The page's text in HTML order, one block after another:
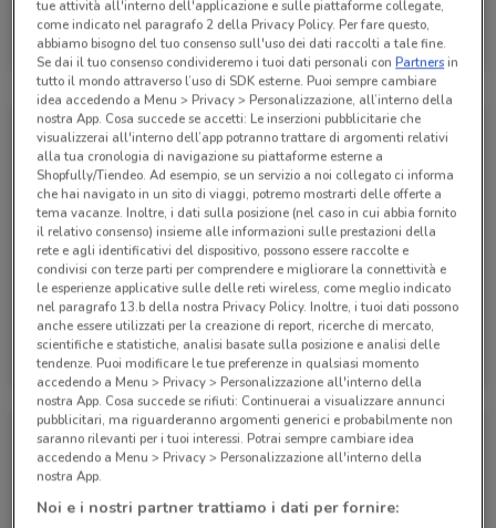
Alpitour
Scade il 31/01 285 m
Alpitour
Scade il 31/10 285 m
Alpitour
Scade il 31/10
tue attività all'interno dell'applicazione e sulle piattaforme collegate,
come indicato nel paragrafo 2 della Privacy Policy. Per fare questo,
abbiamo bisogno del tuo consenso sull'uso dei dati raccolti a tale fine.
Se dai il tuo consenso condivideremo i tuoi dati personali conPartnersin
tutto il mondo attraverso l’uso di SDK esterne. Puoi sempre cambiare
idea accedendo a Menu > Privacy > Personalizzazione, all’interno della
nostra App. Cosa succede se accetti: Le inserzioni pubblicitarie che
visualizzerai all'interno dell’app potranno trattare di argomenti relativi
alla tua cronologia di navigazione su piattaforme esterne a
Shopfully/Tiendeo. Ad esempio, se un servizio a noi collegato ci informa
che hai navigato in un sito di viaggi, potremo mostrarti delle offerte a
tema vacanze. Inoltre, i dati sulla posizione (nel caso in cui abbia fornito
il relativo consenso) insieme alle informazioni sulle prestazioni della
rete e agli identificativi del dispositivo, possono essere raccolte e
condivisi con terze parti per comprendere e migliorare la connettività e
le esperienze applicative sulle delle reti wireless, come meglio indicato
nel paragrafo 13.b della nostra Privacy Policy. Inoltre, i tuoi dati possono
anche essere utilizzati per la creazione di report, ricerche di mercato,
scientifiche e statistiche, analisi basate sulla posizione e analisi delle
tendenze. Puoi modificare le tue preferenze in qualsiasi momento
accedendo a Menu > Privacy > Personalizzazione all'interno della
nostra App. Cosa succede se rifiuti: Continuerai a visualizzare annunci
pubblicitari, ma riguarderanno argomenti generici e probabilmente non
saranno rilevanti per i tuoi interessi. Potrai sempre cambiare idea
accedendo a Menu > Privacy > Personalizzazione all'interno della
nostra App.
Noi e i nostri partner trattiamo i dati per fornire: